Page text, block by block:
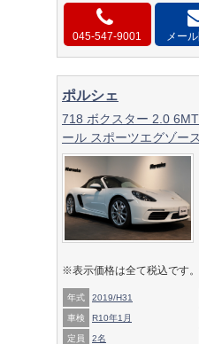
045-547-9001 メー
ポルシェ
718 ボクスター 2.0
ール スポーツエグゾー
プ 電格ミラー
※表示価格は全て税込です。
年式 2019/H31
車検 R10年1月
定員 2名